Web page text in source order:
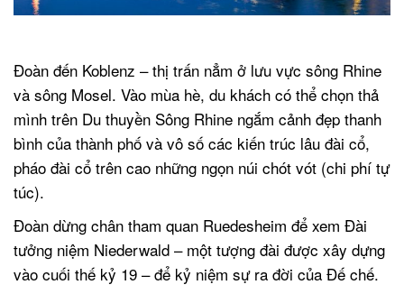
Đoàn đến Koblenz – thị trấn nẳm ở lưu vực sông Rhine
và sông Mosel. Vào mùa hè, du khách có thể chọn thả
mình trên Du thuyền Sông Rhine ngắm cảnh đẹp thanh
bình của thành phố và vô số các kiến trúc lâu đài cổ,
pháo đài cổ trên cao những ngọn núi chót vót (chi phí tự
túc).
Đoàn dừng chân tham quan Ruedesheim để xem Đài
tưởng niệm Niederwald – một tượng đài được xây dựng
vào cuối thế kỷ 19 – để kỷ niệm sự ra đời của Đế chế.